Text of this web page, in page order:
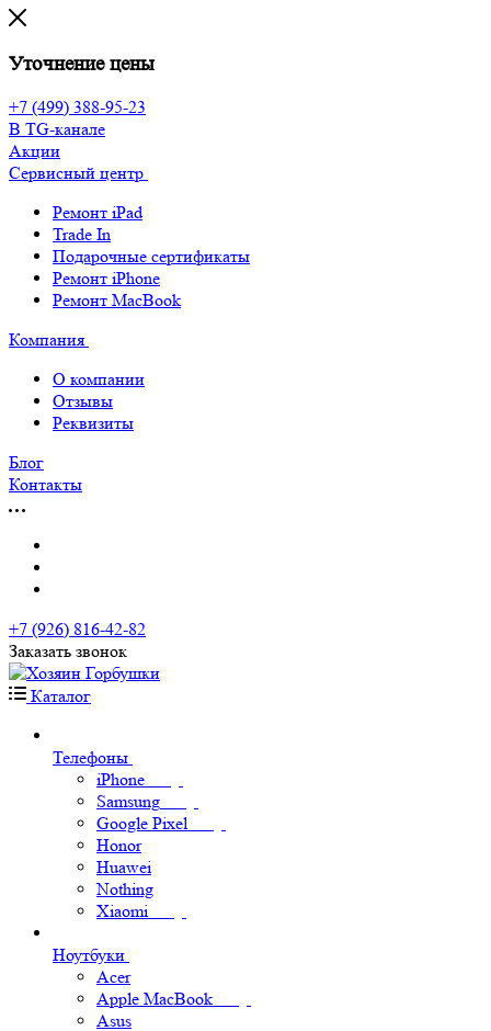
Уточнение цены
+7 (499) 388-95-23
В TG-канале
Акции
Сервисный центр
Ремонт iPad
Trade In
Подарочные сертификаты
Ремонт iPhone
Ремонт MacBook
Компания
О компании
Отзывы
Реквизиты
Блог
Контакты
+7 (926) 816-42-82
Заказать звонок
Каталог
Телефоны
iPhone
Samsung
Google Pixel
Honor
Huawei
Nothing
Xiaomi
Ноутбуки
Acer
Apple MacBook
Asus